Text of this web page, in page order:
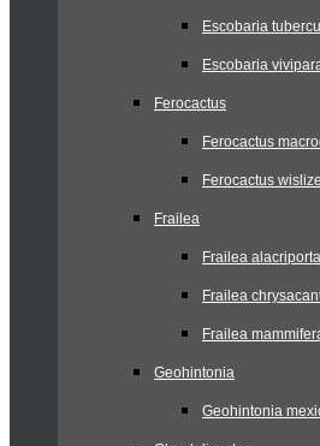
Escobaria
Escobaria
Ferocactus
Ferocactus
Ferocactus
Frailea
Frailea
Frailea
Frailea
Geohintonia
Geohintonia